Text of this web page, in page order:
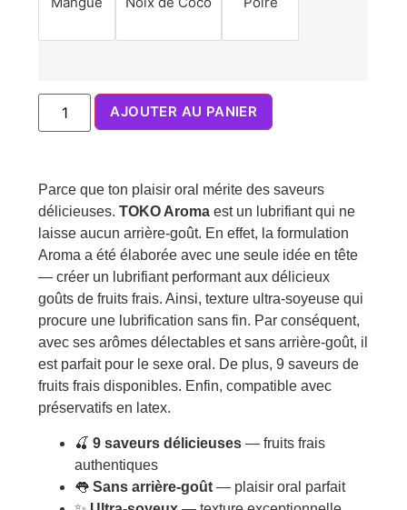
AJOUTER AU PANIER
Parce que ton plaisir oral mérite des saveurs
délicieuses.TOKO Aroma est un lubrifiant qui ne
laisse aucun arrière-goût. En effet, la formulation
Aroma a été élaborée avec une seule idée en tête
— créer un lubrifiant performant aux délicieux
goûts de fruits frais. Ainsi, texture ultra-soyeuse qui
procure une lubrification sans fin. Par conséquent,
avec ses arômes délectables et sans arrière-goût, il
est parfait pour le sexe oral. De plus, 9 saveurs de
fruits frais disponibles. Enfin, compatible avec
préservatifs en latex.
🍒9 saveurs délicieuses — fruits frais
authentiques
👅Sans arrière-goût — plaisir oral parfait